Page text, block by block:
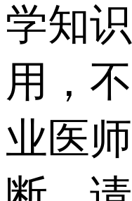
学知
用，
业医